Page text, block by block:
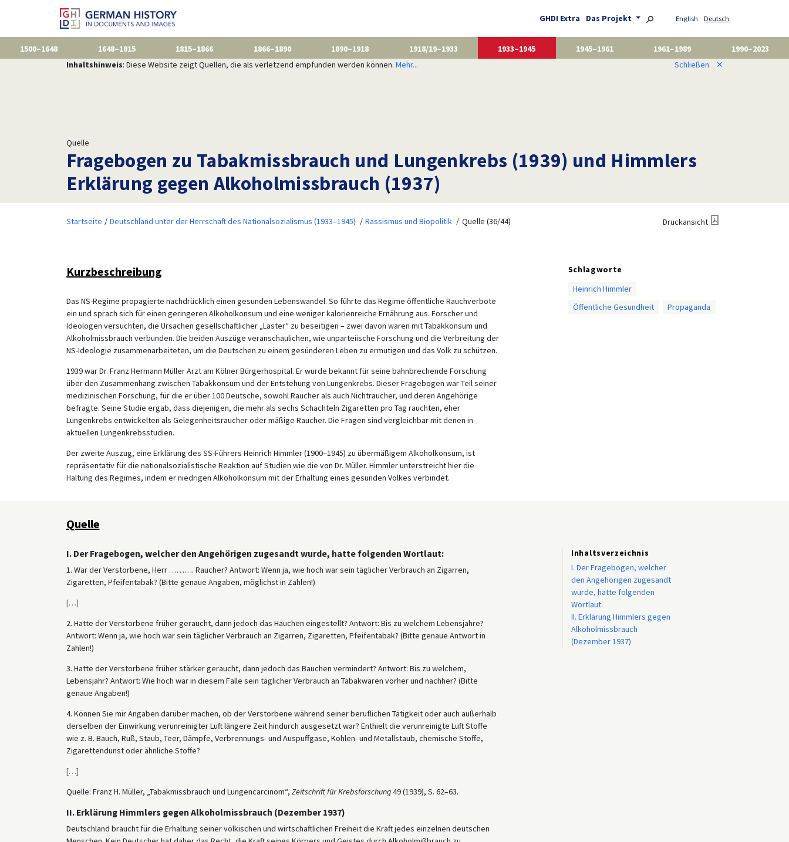
GHDI Extra Das Projekt English Deutsch
1500–1648 1648–1815 1815–1866 1866–1890 1890–1918 1918/19–1933 1933–1945 1945–1961 1961–1989
1990–2023
Inhaltshinweis: Diese Website zeigt Quellen, die als verletzend empfunden werden können. Mehr... Schließen ✕
Quelle
Fragebogen zu Tabakmissbrauch und Lungenkrebs (1939) und Himmlers
Erklärung gegen Alkoholmissbrauch (1937)
Startseite Deutschland unter der Herrschaft des Nationalsozialismus (1933–1945) Rassismus und Biopolitik Quelle (36/44) Druckansicht
Kurzbeschreibung
Das NS-Regime propagierte nachdrücklich einen gesunden Lebenswandel. So führte das Regime öffentliche Rauchverbote
ein und sprach sich für einen geringeren Alkoholkonsum und eine weniger kalorienreiche Ernährung aus. Forscher und
Ideologen versuchten, die Ursachen gesellschaftlicher „Laster“ zu beseitigen – zwei davon waren mit Tabakkonsum und
Alkoholmissbrauch verbunden. Die beiden Auszüge veranschaulichen, wie unparteiische Forschung und die Verbreitung der
NS-Ideologie zusammenarbeiteten, um die Deutschen zu einem gesünderen Leben zu ermutigen und das Volk zu schützen.
1939 war Dr. Franz Hermann Müller Arzt am Kölner Bürgerhospital. Er wurde bekannt für seine bahnbrechende Forschung
über den Zusammenhang zwischen Tabakkonsum und der Entstehung von Lungenkrebs. Dieser Fragebogen war Teil seiner
medizinischen Forschung, für die er über 100 Deutsche, sowohl Raucher als auch Nichtraucher, und deren Angehörige
befragte. Seine Studie ergab, dass diejenigen, die mehr als sechs Schachteln Zigaretten pro Tag rauchten, eher
Lungenkrebs entwickelten als Gelegenheitsraucher oder mäßige Raucher. Die Fragen sind vergleichbar mit denen in
aktuellen Lungenkrebsstudien.
Der zweite Auszug, eine Erklärung des SS-Führers Heinrich Himmler (1900–1945) zu übermäßigem Alkoholkonsum, ist
repräsentativ für die nationalsozialistische Reaktion auf Studien wie die von Dr. Müller. Himmler unterstreicht hier die
Haltung des Regimes, indem er niedrigen Alkoholkonsum mit der Erhaltung eines gesunden Volkes verbindet.
Schlagworte
Heinrich Himmler
Öffentliche Gesundheit
Propaganda
Quelle
I. Der Fragebogen, welcher den Angehörigen zugesandt wurde, hatte folgenden Wortlaut:
1. War der Verstorbene, Herr ………. Raucher? Antwort: Wenn ja, wie hoch war sein täglicher Verbrauch an Zigarren,
Zigaretten, Pfeifentabak? (Bitte genaue Angaben, möglichst in Zahlen!)
[…]
2. Hatte der Verstorbene früher geraucht, dann jedoch das Hauchen eingestellt? Antwort: Bis zu welchem Lebensjahre?
Antwort: Wenn ja, wie hoch war sein täglicher Verbrauch an Zigarren, Zigaretten, Pfeifentabak? (Bitte genaue Antwort in
Zahlen!)
3. Hatte der Verstorbene früher stärker geraucht, dann jedoch das Bauchen vermindert? Antwort: Bis zu welchem,
Lebensjahr? Antwort: Wie hoch war in diesem Falle sein täglicher Verbrauch an Tabakwaren vorher und nachher? (Bitte
genaue Angaben!)
4. Können Sie mir Angaben darüber machen, ob der Verstorbene während seiner beruflichen Tätigkeit oder auch außerhalb
derselben der Einwirkung verunreinigter Luft längere Zeit hindurch ausgesetzt war? Enthielt die verunreinigte Luft Stoffe
wie z. B. Bauch, Ruß, Staub, Teer, Dämpfe, Verbrennungs- und Auspuffgase, Kohlen- und Metallstaub, chemische Stoffe,
Zigarettendunst oder ähnliche Stoffe?
[…]
Quelle: Franz H. Müller, „Tabakmissbrauch und Lungencarcinom“, Zeitschrift für Krebsforschung49 (1939), S. 62–63.
II. Erklärung Himmlers gegen Alkoholmissbrauch (Dezember 1937)
Deutschland braucht für die Erhaltung seiner völkischen und wirtschaftlichen Freiheit die Kraft jedes einzelnen deutschen
Inhaltsverzeichnis
I. Der Fragebogen, welcher
den Angehörigen zugesandt
wurde, hatte folgenden
Wortlaut:
II. Erklärung Himmlers gegen
Alkoholmissbrauch
(Dezember 1937)